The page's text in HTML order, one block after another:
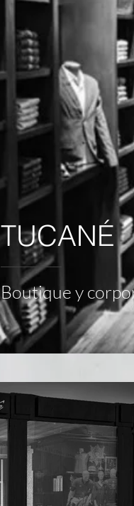
TUCANÉ
Boutique y